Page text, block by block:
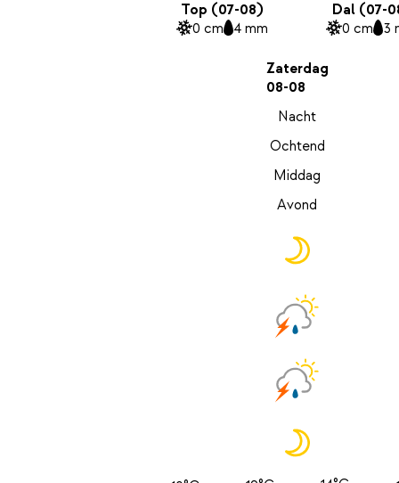
Top (07-08)
0 cm 4 mm
Dal (07-
0 cm 3
Zaterdag
08-08
Nacht
Ochtend
Middag
Avond